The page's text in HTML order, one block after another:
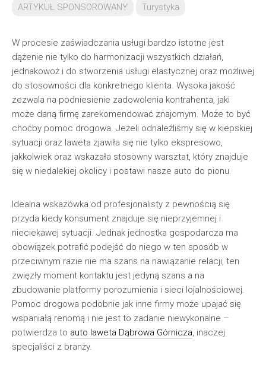
ARTYKUŁ SPONSOROWANY
Turystyka
W procesie zaświadczania usługi bardzo istotne jest
dążenie nie tylko do harmonizacji wszystkich działań,
jednakowoż i do stworzenia usługi elastycznej oraz możliwej
do stosowności dla konkretnego klienta. Wysoka jakość
zezwala na podniesienie zadowolenia kontrahenta, jaki
może daną firmę zarekomendować znajomym. Może to być
choćby pomoc drogowa. Jeżeli odnaleźliśmy się w kiepskiej
sytuacji oraz laweta zjawiła się nie tylko ekspresowo,
jakkolwiek oraz wskazała stosowny warsztat, który znajduje
się w niedalekiej okolicy i postawi nasze auto do pionu.
Idealna wskazówka od profesjonalisty z pewnością się
przyda kiedy konsument znajduje się nieprzyjemnej i
nieciekawej sytuacji. Jednak jednostka gospodarcza ma
obowiązek potrafić podejść do niego w ten sposób w
przeciwnym razie nie ma szans na nawiązanie relacji, ten
zwięzły moment kontaktu jest jedyną szans a na
zbudowanie platformy porozumienia i sieci lojalnościowej.
Pomoc drogowa podobnie jak inne firmy może upajać się
wspaniałą renomą i nie jest to zadanie niewykonalne –
potwierdza to auto laweta Dąbrowa Górnicza, inaczej
specjaliści z branży.